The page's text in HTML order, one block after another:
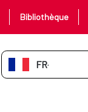
Bibliothèque
FR-FR